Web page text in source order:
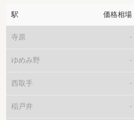
駅 価格相場
寺原 -
ゆめみ野 -
西取手 -
稲戸井 -